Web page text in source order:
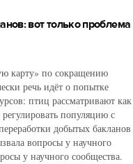
вот только проблема
карту» по сокращению
речь идёт о попытке
птиц рассматривают как
популяцию с
добытых бакланов
вопросы у научного
у научного сообщества.